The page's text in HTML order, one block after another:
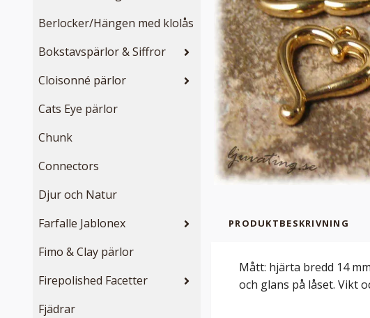
Berlocker/Hängen med klolås
Bokstavspärlor & Siffror
Cloisonné pärlor
Cats Eye pärlor
Chunk
Connectors
Djur och Natur
Farfalle Jablonex
Fimo & Clay pärlor
Firepolished Facetter
Fjädrar
PRODUKTBESKRIVNING
Mått: hjärta bredd 14
och glans på låset. Vikt